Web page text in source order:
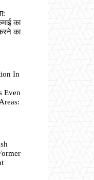
का
का
In
Even